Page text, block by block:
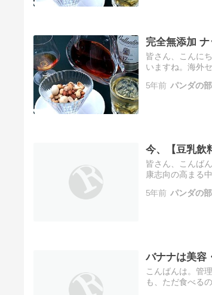
完全無添加
皆さん、こんに
いますね。海外
…
5年前 パンダの
今、【豆乳飲
皆さん、こんば
康志向の高まる
て…
5年前 パンダの
バナナは美容
こんばんは。管
も、ただ食べる